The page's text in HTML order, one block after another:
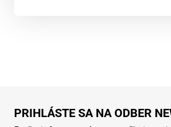
PRIHLÁSTE SA NA ODBER